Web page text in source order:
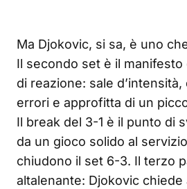
Ma Djokovic, si sa, è uno
Il secondo set è il manifesto
di reazione: sale
errori e approfitta di un
Il break del 3-1 è il punto di
da un gioco solido al
chiudono il set 6-3. Il terzo
altalenante: Djokovic chiede